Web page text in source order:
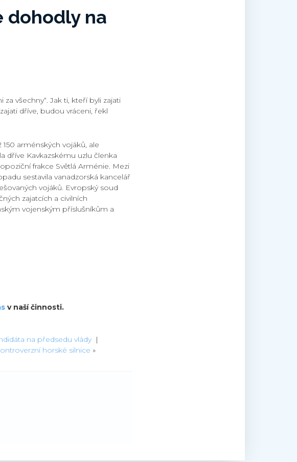
dohodly na
všechny“. Jak ti, kteří byli zajati
dříve, budou vráceni, řekl
arménských vojáků, ale
dříve Kavkazskému uzlu členka
frakce Světlá Arménie. Mezi
sestavila vanadzorská kancelář
vojáků. Evropský soud
zajatcích a civilních
vojenským příslušníkům a
v naší činnosti.
na předsedu vlády |
horské silnice »